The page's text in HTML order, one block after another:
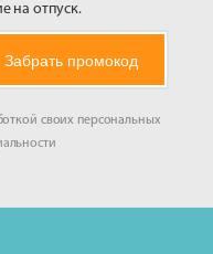
на отпуск.
Забрать промокод
своих персональных